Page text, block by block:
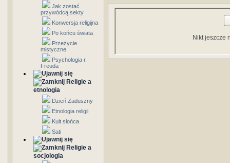
Jak zostać
przywódcą sekty
Konwersja religijna
Po końcu świata
Przeżycie
mistyczne
Psychologia r.
Freuda
Religie a
etnologia
Dzień Zaduszny
Etnologia religii
Kult słońca
Sati
Religie a
socjologia
Nikt jeszcze